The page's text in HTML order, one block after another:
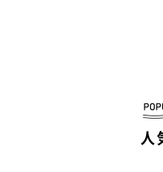
人